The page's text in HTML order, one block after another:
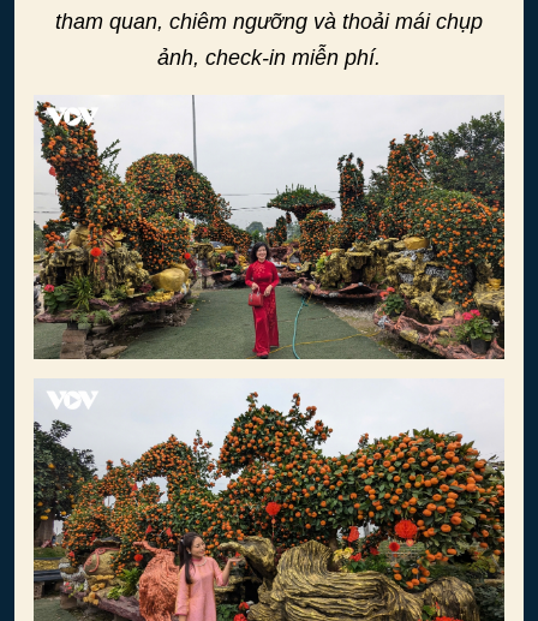
tham quan, chiêm ngưỡng và thoải mái chụp
ảnh, check-in miễn phí.